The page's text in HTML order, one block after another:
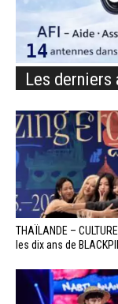
Les
THAÏLANDE –
les dix ans de